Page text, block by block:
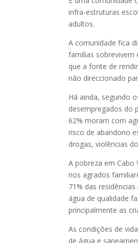
infra-estruturas
adultos.
A comunidade fica
famílias sobrevivem
que a fonte de
não direccionado
Há ainda, segundo
desempregados do
62% moram com
risco de abandono
drogas, violências
A pobreza em
nos agrados
71% das
água de qualidade
principalmente as
As condições de
de água e